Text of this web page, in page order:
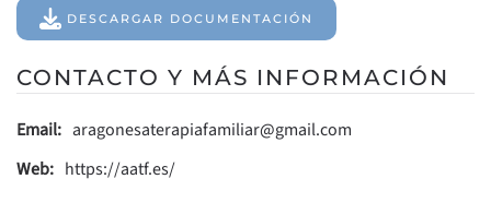
DESCARGAR DOCUMENTACIÓN
CONTACTO Y MÁS INFORMACIÓN
Email: aragonesaterapiafamiliar@gmail.com
Web: https://aatf.es/